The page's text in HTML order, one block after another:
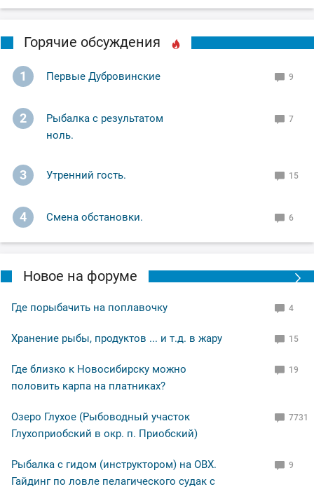
Горячие обсуждения
1 Первые Дубровинские 9
2
Рыбалка с результатом
ноль.
7
3 Утренний гость. 15
4 Смена обстановки. 6
Новое на форуме
Где порыбачить на поплавочку 4
Хранение рыбы, продуктов ... и т.д. в жару 15
Где близко к Новосибирску можно
половить карпа на платниках?
19
Озеро Глухое (Рыбоводный участок
Глухоприобский в окр. п. Приобский)
7731
Рыбалка с гидом (инструктором) на ОВХ.
Гайдинг по ловле пелагического судак с
9